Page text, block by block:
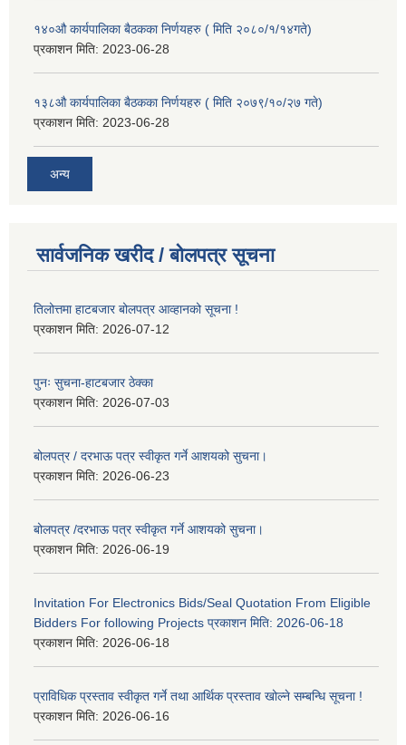
१४०औ कार्यपालिका बैठकका निर्णयहरु ( मिति २०८०/१/१४गते)
प्रकाशन मिति: 2023-06-28
१३८औ कार्यपालिका बैठकका निर्णयहरु ( मिति २०७९/१०/२७ गते)
प्रकाशन मिति: 2023-06-28
अन्य
सार्वजनिक खरीद / बोलपत्र सूचना
तिलोत्तमा हाटबजार बोलपत्र आव्हानको सूचना !
प्रकाशन मिति: 2026-07-12
पुनः सुचना-हाटबजार ठेक्का
प्रकाशन मिति: 2026-07-03
बोलपत्र / दरभाऊ पत्र स्वीकृत गर्ने आशयको सुचना।
प्रकाशन मिति: 2026-06-23
बोलपत्र /दरभाऊ पत्र स्वीकृत गर्ने आशयको सुचना।
प्रकाशन मिति: 2026-06-19
Invitation For Electronics Bids/Seal Quotation From Eligible
Bidders For following Projects प्रकाशन मिति: 2026-06-18
प्रकाशन मिति: 2026-06-18
प्राविधिक प्रस्ताव स्वीकृत गर्ने तथा आर्थिक प्रस्ताव खोल्ने सम्बन्धि सूचना !
प्रकाशन मिति: 2026-06-16